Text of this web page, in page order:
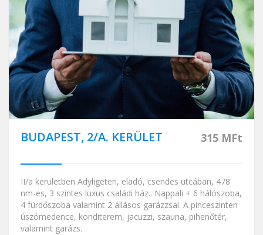
BUDAPEST, 2/A. KERÜLET 315 MFt
II/a kerületben Adyligeten, eladó, csendes utcában, 478
nm-es, 3 szintes luxus családi ház.. Nappali + 6 hálószoba,
4 fürdőszoba valamint 2 állásos garázzsal. A pinceszinten
úszómedence, konditerem, jacuzzi, szauna, pihenőtér,
valamint garázs.